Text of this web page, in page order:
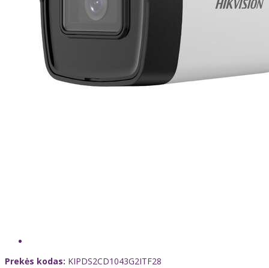
Prekės kodas: KIPDS2CD1043G2ITF28